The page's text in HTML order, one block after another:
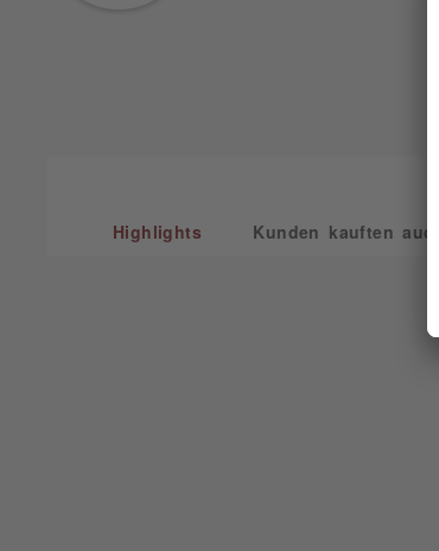
Highlights Kunden kauften auch